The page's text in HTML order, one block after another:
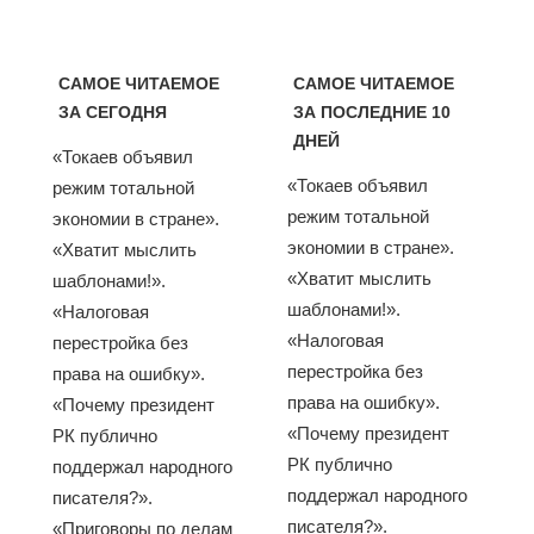
САМОЕ ЧИТАЕМОЕ
ЗА СЕГОДНЯ
«Токаев объявил
режим тотальной
экономии в стране».
«Хватит мыслить
шаблонами!».
«Налоговая
перестройка без
права на ошибку».
«Почему президент
РК публично
поддержал народного
писателя?».
«Приговоры по делам
САМОЕ ЧИТАЕМОЕ
ЗА ПОСЛЕДНИЕ 10
ДНЕЙ
«Токаев объявил
режим тотальной
экономии в стране».
«Хватит мыслить
шаблонами!».
«Налоговая
перестройка без
права на ошибку».
«Почему президент
РК публично
поддержал народного
писателя?».